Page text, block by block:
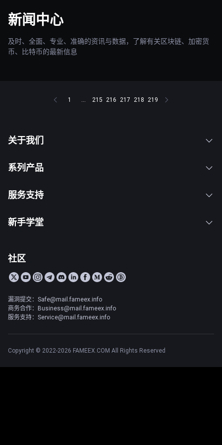
新闻中心
及时、全面、专业、准确的资讯与数据，了解有关区块链、加密货
币、比特币的最新信息
1 ... 215 216 217 218 219
关于我们
系列产品
服务支持
新手学堂
社区
漏洞提交：Safe@mail.fameex.info
商务合作：Business@mail.fameex.info
服务支持：Service@mail.fameex.info
Copyright © 2022-2026 FAMEEX.COM All Rights Reserved